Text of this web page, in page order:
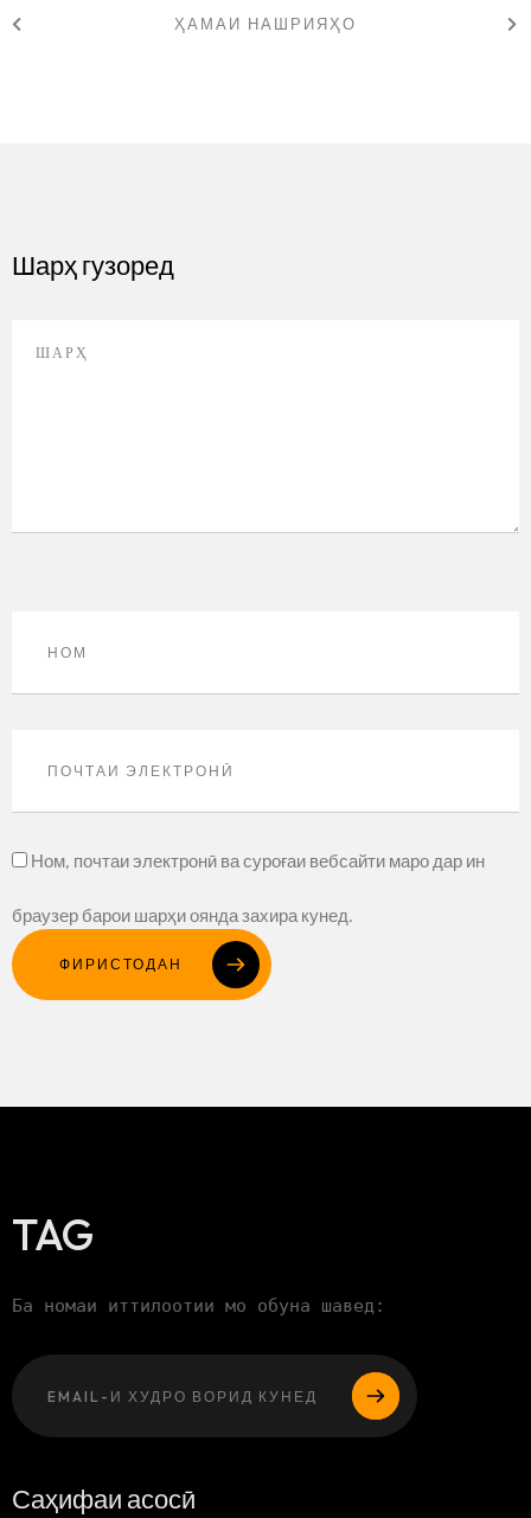
ҲАМАИ НАШРИЯҲО
Шарҳ гузоред
Ном, почтаи электронӣ ва суроғаи вебсайти маро дар ин
браузер барои шарҳи оянда захира кунед.
ФИРИСТОДАН
TAG
Ба номаи иттилоотии мо обуна шавед:
Лутфан, ин
Саҳифаи асосӣ